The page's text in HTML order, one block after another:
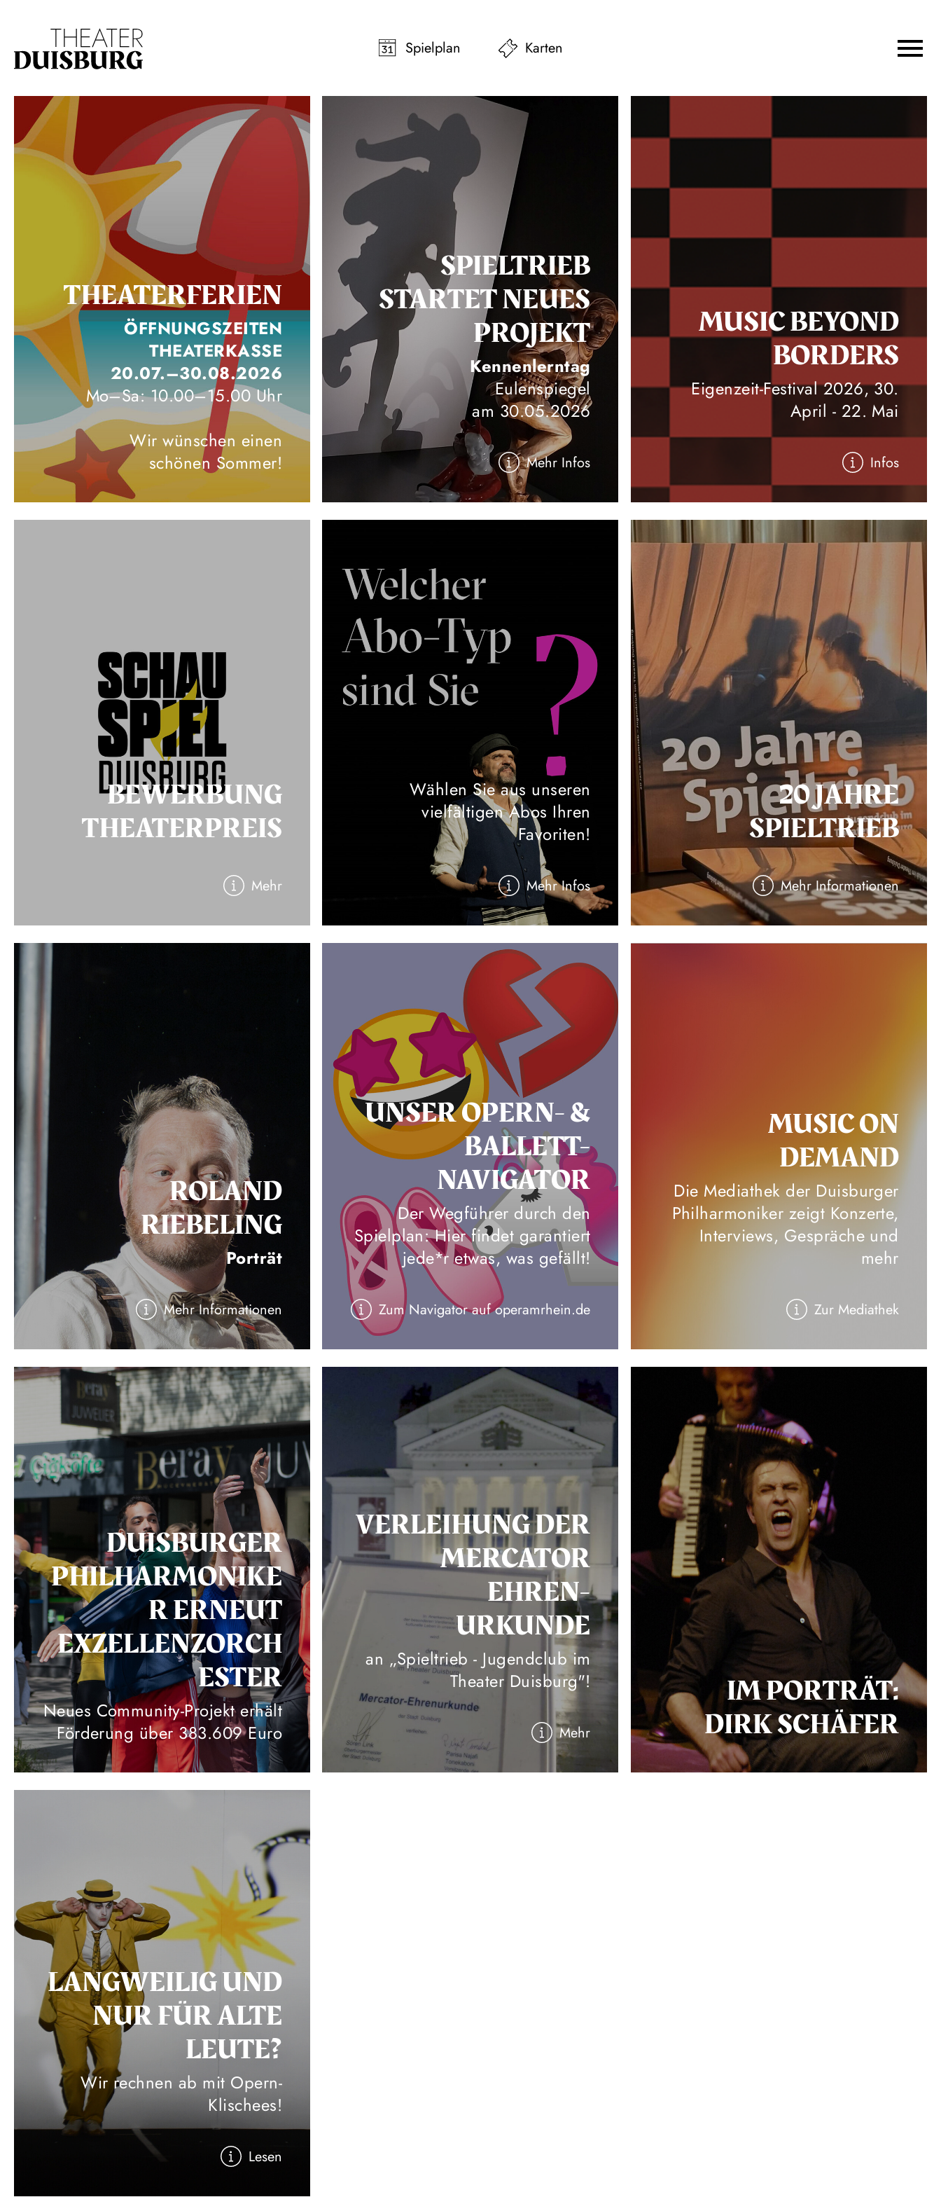
Spielplan
Karten
THEATERFERIEN
ÖFFNUNGSZEITEN
THEATERKASSE
20.07.–30.08.2026
Mo–Sa: 10.00–15.00 Uhr
Wir wünschen einen
schönen Sommer!
SPIELTRIEB
STARTET NEUES
PROJEKT
Kennenlerntag
Eulenspiegel
am 30.05.2026
Mehr Infos
MUSIC BEYOND
BORDERS
Eigenzeit-Festival 2026, 30.
April - 22. Mai
Infos
BEWERBUNG
THEATERPREIS
Mehr
Wählen Sie aus unseren
vielfältigen Abos Ihren
Favoriten!
Mehr Infos
20 JAHRE
SPIELTRIEB
Mehr Informationen
ROLAND
RIEBELING
Porträt
Mehr Informationen
UNSER OPERN- &
BALLETT-
NAVIGATOR
Der Wegführer durch den
Spielplan: Hier findet garantiert
jede*r etwas, was gefällt!
Zum Navigator auf operamrhein.de
MUSIC ON
DEMAND
Die Mediathek der Duisburger
Philharmoniker zeigt Konzerte,
Interviews, Gespräche und
mehr
Zur Mediathek
DUISBURGER
PHILHARMONIKE
R ERNEUT
EXZELLENZORCH
ESTER
Neues Community-Projekt erhält
Förderung über 383.609 Euro
VERLEIHUNG DER
MERCATOR
EHREN-
URKUNDE
an „Spieltrieb - Jugendclub im
Theater Duisburg"!
Mehr
IM PORTRÄT:
DIRK SCHÄFER
LANGWEILIG UND
NUR FÜR ALTE
LEUTE?
Wir rechnen ab mit Opern-
Klischees!
Lesen